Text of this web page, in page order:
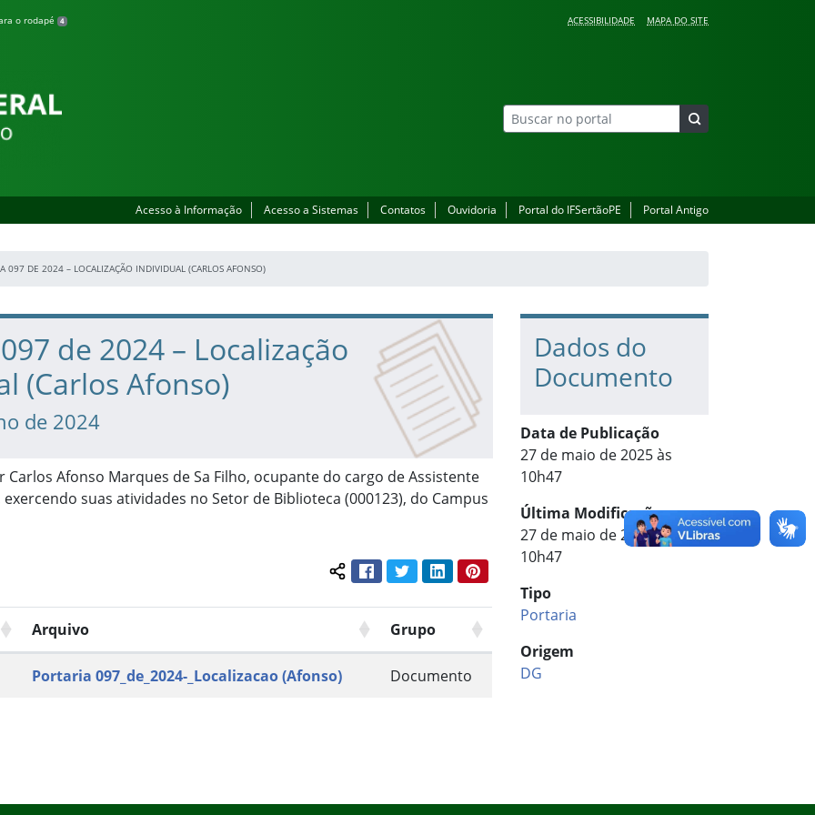
o rodapé 4 ACESSIBILIDADE MAPA DO SITE
Acesso à Informação Acesso a Sistemas Contatos Ouvidoria Portal do IFSertãoPE Portal Antigo
097 DE 2024 – LOCALIZAÇÃO INDIVIDUAL (CARLOS AFONSO)
de 2024 – Localização
(Carlos Afonso)
de 2024
Carlos Afonso Marques de Sa Filho, ocupante do cargo de Assistente
suas atividades no Setor de Biblioteca (000123), do Campus
Compartilhar conteúdo:
FacebookTwitterLinkedInPinterest
Arquivo Grupo
Portaria 097_de_2024-_Localizacao (Afonso) Documento
Dados do
Documento
Data de Publicação
27 de maio de 2025 às
10h47
Última Modificação
27 de maio de 2025 às
10h47
Tipo
Portaria
Origem
DG